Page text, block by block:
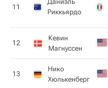
11
Риккьярдо
12
Кевин
Магнуссен
13
Нико
Хюлькенберг